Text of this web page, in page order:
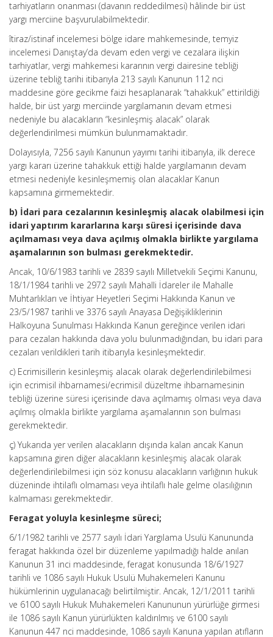
tarhiyatların onanması (davanın reddedilmesi) hâlinde bir üst
yargı merciine başvurulabilmektedir.
îtiraz/istinaf incelemesi bölge idare mahkemesinde, temyiz
incelemesi Danıştay’da devam eden vergi ve cezalara ilişkin
tarhiyatlar, vergi mahkemesi kararının vergi dairesine tebliği
üzerine tebliğ tarihi itibarıyla 213 sayılı Kanunun 112 nci
maddesine göre gecikme faizi hesaplanarak “tahakkuk” ettirildiği
halde, bir üst yargı merciinde yargılamanın devam etmesi
nedeniyle bu alacakların “kesinleşmiş alacak” olarak
değerlendirilmesi mümkün bulunmamaktadır.
Dolayısıyla, 7256 sayılı Kanunun yayımı tarihi itibarıyla, ilk derece
yargı kararı üzerine tahakkuk ettiği halde yargılamanın devam
etmesi nedeniyle kesinleşmemiş olan alacaklar Kanun
kapsamına girmemektedir.
b) İdari para cezalarının kesinleşmiş alacak olabilmesi için
idari yaptırım kararlarına karşı süresi içerisinde dava
açılmaması veya dava açılmış olmakla birlikte yargılama
aşamalarının son bulması gerekmektedir.
Ancak, 10/6/1983 tarihli ve 2839 sayılı Milletvekili Seçimi Kanunu,
18/1/1984 tarihli ve 2972 sayılı Mahalli İdareler ile Mahalle
Muhtarlıkları ve İhtiyar Heyetleri Seçimi Hakkında Kanun ve
23/5/1987 tarihli ve 3376 sayılı Anayasa Değişikliklerinin
Halkoyuna Sunulması Hakkında Kanun gereğince verilen idari
para cezalan hakkında dava yolu bulunmadığından, bu idari para
cezaları verildikleri tarih itibarıyla kesinleşmektedir.
c) Ecrimisillerin kesinleşmiş alacak olarak değerlendirilebilmesi
için ecrimisil ihbarnamesi/ecrimisil düzeltme ihbarnamesinin
tebliği üzerine süresi içerisinde dava açılmamış olması veya dava
açılmış olmakla birlikte yargılama aşamalarının son bulması
gerekmektedir.
ç) Yukarıda yer verilen alacakların dışında kalan ancak Kanun
kapsamına giren diğer alacakların kesinleşmiş alacak olarak
değerlendirilebilmesi için söz konusu alacakların varlığının hukuk
düzeninde ihtilaflı olmaması veya ihtilaflı hale gelme olasılığının
kalmaması gerekmektedir.
Feragat yoluyla kesinleşme süreci;
6/1/1982 tarihli ve 2577 sayılı İdari Yargılama Usulü Kanununda
feragat hakkında özel bir düzenleme yapılmadığı halde anılan
Kanunun 31 inci maddesinde, feragat konusunda 18/6/1927
tarihli ve 1086 sayılı Hukuk Usulü Muhakemeleri Kanunu
hükümlerinin uygulanacağı belirtilmiştir. Ancak, 12/1/2011 tarihli
ve 6100 sayılı Hukuk Muhakemeleri Kanununun yürürlüğe girmesi
ile 1086 sayılı Kanun yürürlükten kaldırılmış ve 6100 sayılı
Kanunun 447 nci maddesinde, 1086 sayılı Kanuna yapılan atıfların